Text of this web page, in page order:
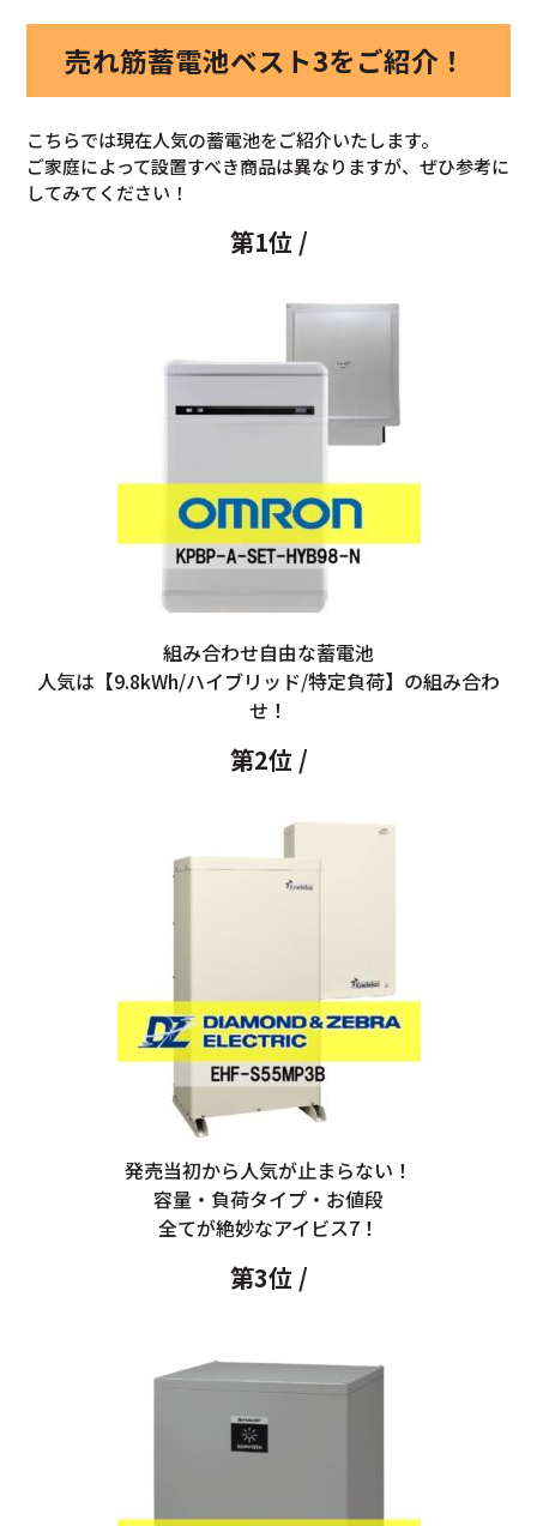
売れ筋蓄電池ベスト3をご紹介！
こちらでは現在人気の蓄電池をご紹介いたします。
ご家庭によって設置すべき商品は異なりますが、ぜひ参考に
してみてください！
第1位 /
組み合わせ自由な蓄電池
人気は【9.8kWh/ハイブリッド/特定負荷】の組み合わ
せ！
第2位 /
発売当初から人気が止まらない！
容量・負荷タイプ・お値段
全てが絶妙なアイビス7！
第3位 /